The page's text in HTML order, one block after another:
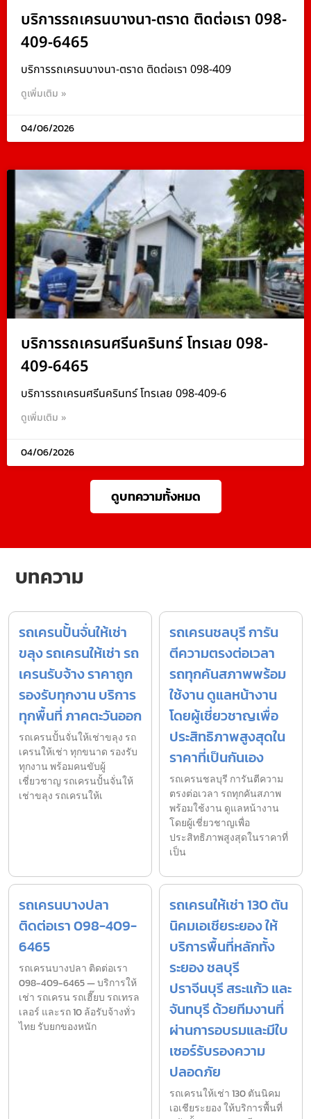
บริการรถเครนบางนา-ตราด ติดต่อเรา 098-
409-6465
บริการรถเครนบางนา-ตราด ติดต่อเรา 098-409
ดูเพิ่มเติม »
04/06/2026
บริการรถเครนศรีนครินทร์ โทรเลย 098-
409-6465
บริการรถเครนศรีนครินทร์ โทรเลย 098-409-6
ดูเพิ่มเติม »
04/06/2026
ดูบทความทั้งหมด
บทความ
รถเครนปั้นจั่นให้เช่า
ขลุง รถเครนให้เช่า รถ
เครนรับจ้าง ราคาถูก
รองรับทุกงาน บริการ
ทุกพื้นที่ ภาคตะวันออก
รถเครนปั้นจั่นให้เช่าขลุง รถ
เครนให้เช่า ทุกขนาด รองรับ
ทุกงาน พร้อมคนขับผู้
เชี่ยวชาญ รถเครนปั้นจั่นให้
เช่าขลุง รถเครนให้เ
รถเครนชลบุรี การัน
ตีความตรงต่อเวลา
รถทุกคันสภาพพร้อม
ใช้งาน ดูแลหน้างาน
โดยผู้เชี่ยวชาญเพื่อ
ประสิทธิภาพสูงสุดใน
ราคาที่เป็นกันเอง
รถเครนชลบุรี การันตีความ
ตรงต่อเวลา รถทุกคันสภาพ
พร้อมใช้งาน ดูแลหน้างาน
โดยผู้เชี่ยวชาญเพื่อ
ประสิทธิภาพสูงสุดในราคาที่
เป็น
รถเครนบางปลา
ติดต่อเรา 098-409-
6465
รถเครนบางปลา ติดต่อเรา
098-409-6465 — บริการให้
เช่า รถเครน รถเฮี๊ยบ รถเทรล
เลอร์ และรถ 10 ล้อรับจ้างทั่ว
ไทย รับยกของหนัก
รถเครนให้เช่า 130 ตัน
นิคมเอเชียระยอง ให้
บริการพื้นที่หลักทั้ง
ระยอง ชลบุรี
ปราจีนบุรี สระแก้ว และ
จันทบุรี ด้วยทีมงานที่
ผ่านการอบรมและมีใบ
เซอร์รับรองความ
ปลอดภัย
รถเครนให้เช่า 130 ตันนิคม
เอเชียระยอง ให้บริการพื้นที่